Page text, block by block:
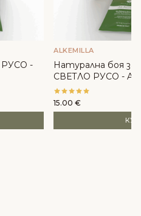
РУСО -
ALKEMILLA
Натурална боя
СВЕТЛО РУСО -
15.00 €